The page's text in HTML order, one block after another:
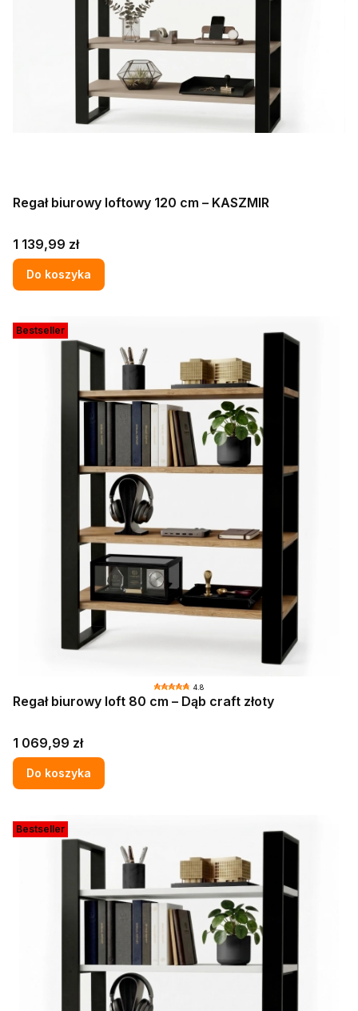
Regał biurowy loftowy 120 cm – KASZMIR
Cena
1 139,99 zł
Do koszyka
Bestseller
4.8
Regał biurowy loft 80 cm – Dąb craft złoty
Cena
1 069,99 zł
Do koszyka
Bestseller